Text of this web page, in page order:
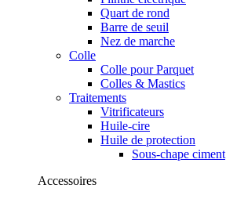
Quart de rond
Barre de seuil
Nez de marche
Colle
Colle pour Parquet
Colles & Mastics
Traitements
Vitrificateurs
Huile-cire
Huile de protection
Sous-chape ciment
Accessoires